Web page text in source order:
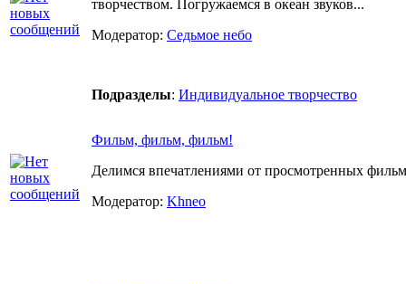
творчеством. Погружаемся в океан звуков...
Модератор: Седьмое небо
Подразделы: Индивидуальное творчество
Фильм, фильм, фильм!
Делимся впечатлениями от просмотренных
Модератор: Khneo